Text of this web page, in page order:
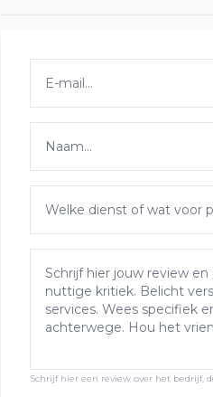
Schrijf hier een review over het bedrijf,